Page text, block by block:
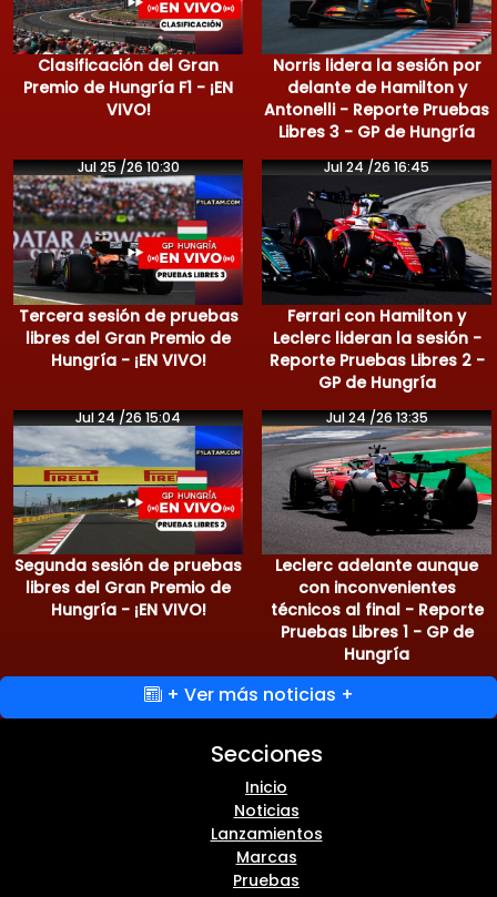
Clasificación del Gran
Premio de Hungría F1 - ¡EN
VIVO!
Norris lidera la sesión por
delante de Hamilton y
Antonelli - Reporte Pruebas
Libres 3 - GP de Hungría
Jul 25 /26 10:30
Tercera sesión de pruebas
libres del Gran Premio de
Hungría - ¡EN VIVO!
Jul 24 /26 16:45
Ferrari con Hamilton y
Leclerc lideran la sesión -
Reporte Pruebas Libres 2 -
GP de Hungría
Jul 24 /26 15:04
Segunda sesión de pruebas
libres del Gran Premio de
Hungría - ¡EN VIVO!
Jul 24 /26 13:35
Leclerc adelante aunque
con inconvenientes
técnicos al final - Reporte
Pruebas Libres 1 - GP de
Hungría
+ Ver más noticias +
Secciones
Inicio
Noticias
Lanzamientos
Marcas
Pruebas